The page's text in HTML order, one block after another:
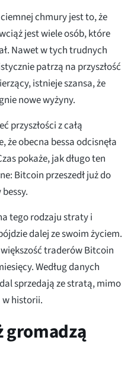
chmury jest to, że
jest wiele osób, które
Nawet w tych trudnych
patrzą na przyszłość
istnieje szansa, że
nowe wyżyny.
przyszłości z całą
że obecna bessa odcisnęła
pokaże, jak długo ten
Bitcoin przeszedł już do
tego rodzaju straty i
dalej ze swoim życiem.
traderów Bitcoin
Według danych
sprzedają ze stratą, mimo
w historii.
gromadzą